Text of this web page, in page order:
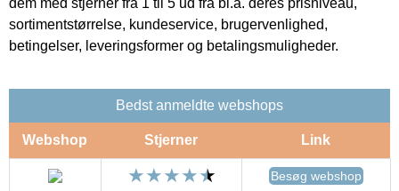
sortimentstørrelse, kundeservice, brugervenlighed,
betingelser, leveringsformer og betalingsmuligheder.
Bedst anmeldte webshops
Webshop Stjerner Link
Besøg webshop